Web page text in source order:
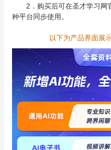
2．购买后可在圣才学习网
种平台同步使用。
以下为产品界面展